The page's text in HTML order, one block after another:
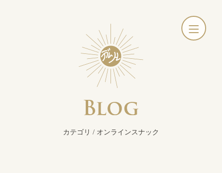
カテゴリ / オンラインスナック